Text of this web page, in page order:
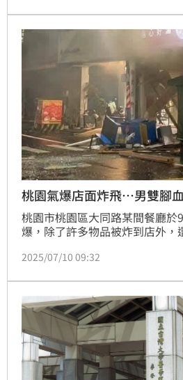
桃園氣爆店面炸飛…男雙腳
桃園市桃園區大同路某間餐廳於
爆，除了許多物品被炸到店外，
場氣爆意外也嚇壞不少在地人，
2025/07/10 09:32